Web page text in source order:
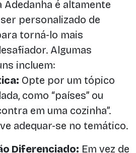
é altamente
personalizado de
torná-lo mais
Algumas
incluem:
Opte por um tópico
como “países” ou
em uma cozinha”.
adequar-se no temático.
Diferenciado: Em vez de